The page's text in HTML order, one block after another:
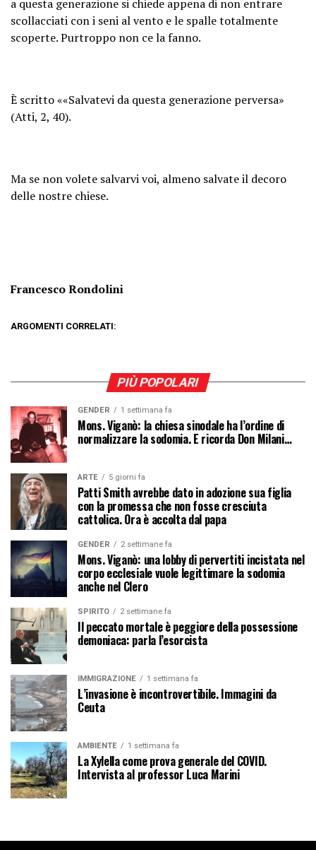
a questa generazione si chiede appena di non entrare
scollacciati con i seni al vento e le spalle totalmente
scoperte. Purtroppo non ce la fanno.
È scritto ««Salvatevi da questa generazione perversa»
(Atti, 2, 40).
Ma se non volete salvarvi voi, almeno salvate il decoro
delle nostre chiese.
Francesco Rondolini
ARGOMENTI CORRELATI:
PIÙ POPOLARI
GENDER 1 settimana fa
Mons. Viganò: la chiesa sinodale ha l’ordine di
normalizzare la sodomia. E ricorda Don Milani…
ARTE 5 giorni fa
Patti Smith avrebbe dato in adozione sua figlia
con la promessa che non fosse cresciuta
cattolica. Ora è accolta dal papa
GENDER 2 settimane fa
Mons. Viganò: una lobby di pervertiti incistata nel
corpo ecclesiale vuole legittimare la sodomia
anche nel Clero
SPIRITO 2 settimane fa
Il peccato mortale è peggiore della possessione
demoniaca: parla l’esorcista
IMMIGRAZIONE 1 settimana fa
L’invasione è incontrovertibile. Immagini da
Ceuta
AMBIENTE 1 settimana fa
La Xylella come prova generale del COVID.
Intervista al professor Luca Marini